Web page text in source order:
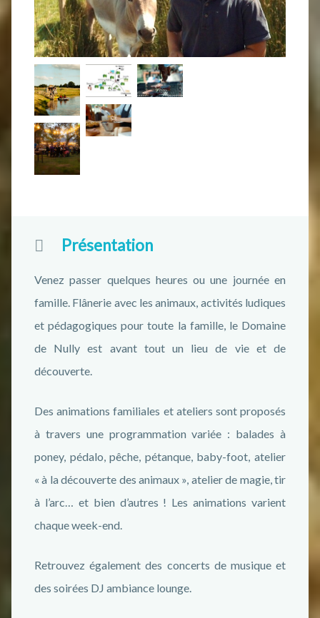
Présentation
Venez passer quelques heures ou une journée en
famille. Flânerie avec les animaux, activités ludiques
et pédagogiques pour toute la famille, le Domaine
de Nully est avant tout un lieu de vie et de
découverte.
Des animations familiales et ateliers sont proposés
à travers une programmation variée : balades à
poney, pédalo, pêche, pétanque, baby-foot, atelier
« à la découverte des animaux », atelier de magie, tir
à l’arc… et bien d’autres ! Les animations varient
chaque week-end.
Retrouvez également des concerts de musique et
des soirées DJ ambiance lounge.